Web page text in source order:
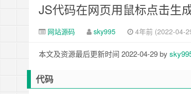
JS代码在网页用鼠标点击生
网站源码 sky995 4年前 (2022-04-
本文及资源最后更新时间 2022-04-29 by
代码